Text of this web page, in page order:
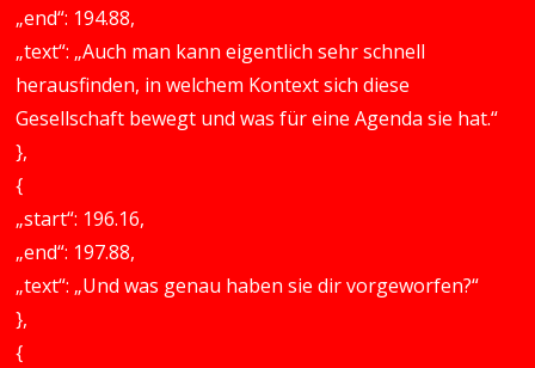
„end“: 194.88,
„text“: „Auch man kann eigentlich sehr schnell
herausfinden, in welchem Kontext sich diese
Gesellschaft bewegt und was für eine Agenda sie hat.“
},
{
„start“: 196.16,
„end“: 197.88,
„text“: „Und was genau haben sie dir vorgeworfen?“
},
{